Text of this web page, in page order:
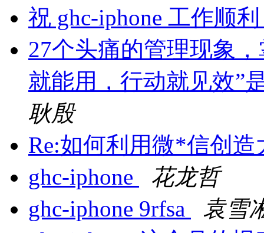
祝 ghc-iphone 工作顺
27个头痛的管理现象
就能用，行动就见效”
耿殷
Re:如何利用微*信创
ghc-iphone
花龙哲
ghc-iphone 9rfsa
袁雪